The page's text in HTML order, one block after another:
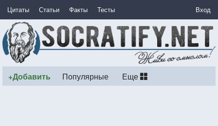
Цитаты Статьи Факты Тесты Вход
+Добавить Популярные Еще